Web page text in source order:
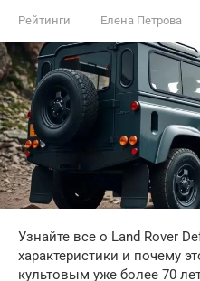
Рейтинги Елена Петрова
Узнайте все о Land Rover
характеристики и почему
культовым уже более 70